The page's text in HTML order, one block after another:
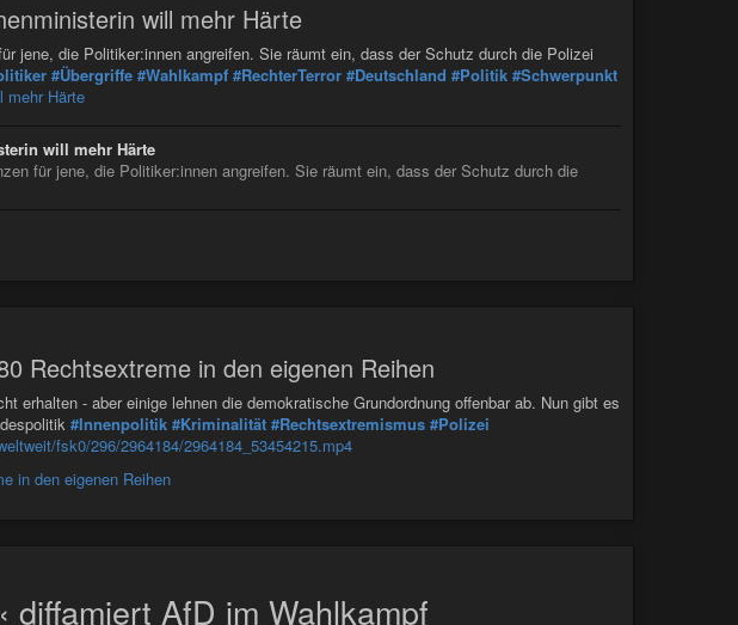
will mehr Härte
jene, die Po­li­ti­ke­r:in­nen angreifen. Sie räumt ein, dass der Schutz durch die Polizei
#Übergriffe #Wahlkampf #RechterTerror #Deutschland #Politik #Schwerpunkt
mehr Härte
will mehr Härte
für jene, die Po­li­ti­ke­r:in­nen angreifen. Sie räumt ein, dass der Schutz durch die
Rechtsextreme in den eigenen Reihen
erhalten - aber einige lehnen die demokratische Grundordnung offenbar ab. Nun gibt es
#Innenpolitik #Kriminalität #Rechtsextremismus #Polizei
fsk0/296/2964184/2964184_53454215.mp4
in den eigenen Reihen
diffamiert AfD im Wahlkampf